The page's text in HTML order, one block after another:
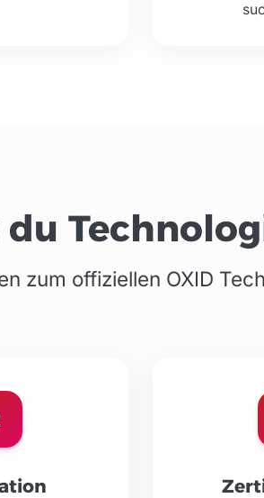
zum offiziellen OXID